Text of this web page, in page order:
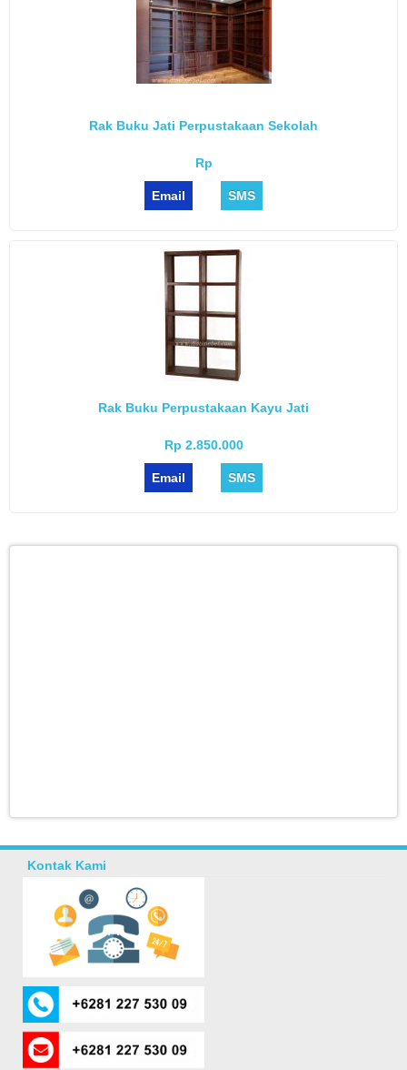
Rak Buku Jati Perpustakaan Sekolah
Rp
Email SMS
Rak Buku Perpustakaan Kayu Jati
Rp 2.850.000
Email SMS
Kontak Kami